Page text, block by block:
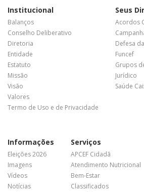
Institucional
Balanços
Conselho Deliberativo
Diretoria
Entidade
Estatuto
Missão
Visão
Valores
Termo de Uso e de Privacidade
Seus
Acordos
Defesa
Funcef
Grupos
Jurídico
Saúde
Informações
Eleições 2026
Imagens
Vídeos
Notícias
Serviços
APCEF Cidadã
Atendimento Nutricional
Bem-Estar
Classificados